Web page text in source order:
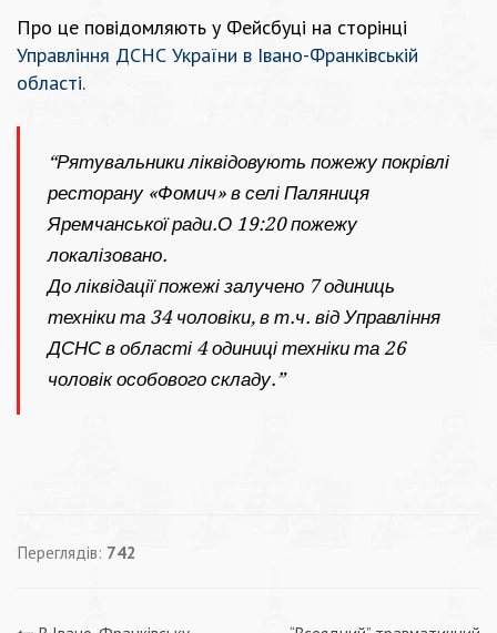
Про це повідомляють у Фейсбуці на сторінці
Управління ДСНС України в Івано-Франківській
області.
“Рятувальники ліквідовують пожежу покрівлі
ресторану «Фомич» в селі Паляниця
Яремчанської ради.О 19:20 пожежу
локалізовано.
До ліквідації пожежі залучено 7 одиниць
техніки та 34 чоловіки, в т.ч. від Управління
ДСНС в області 4 одиниці техніки та 26
чоловік особового складу.”
Переглядів: 742